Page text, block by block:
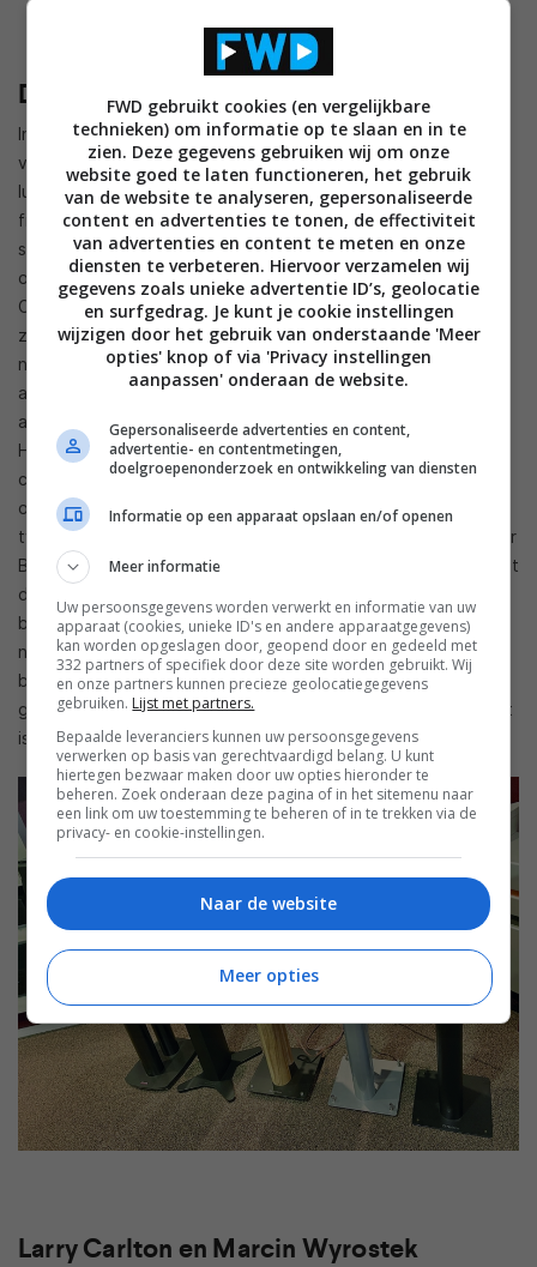
De Bowers & Wilkins luidsprekers
In de mooie home cinema-studio heeft Bram van den Elshout
van iEar’ het Marantz-duo aangesloten op een mooie set
luidsprekers van Bowers & Wilkins. Allereerst als
frontluidsprekers de vloerstaande 702 S3. Een drieweg-
systeem met de nieuwste versie van de Solid body Tweeter-
on-Top behuizing, met een verder verlengde vorm, waarin de
Carbon Dome tweeters zijn gemonteerd. Bowers & Wilkins is
zo goed in het bouwen van fantastische tweeters. Niet voor
niets behoren Bowers & Wilkins luidsprekers uit de 800-serie
alleen al om die reden tot mijn Music Emotion referentie-
apparatuur. Het frequentiebereik van de 702 S3 loopt van 46
Hz tot 48 kHz en ze wegen ruim 33 kilo per stuk. De
centerluidspreker betreft de Bowers & Wilkins HTM71 S3, die
ook is uitgerust met een apart behuisde Carbon Dome
tweeter. En de achterkanalen worden verzorgd door een paar
Bowers & Wilkins 705 S3, op stand geplaatst, en ook weer met
die tweeters in een aparte behuizing. Dat dit belangrijk is, zal
blijken tijdens de luistertest. Bij het kijken/surround luisteren
naar film werd ook even een Fathom F112 V2 van JL Audio
bijgeschakeld. Een actieve 12 inch subwoofer die ultralaag
gaat (tot 14 Hz) en met een vermogen van 1800 watt in staat
is bijna je plafond eruit te blazen.
Larry Carlton en Marcin Wyrostek
FWD gebruikt cookies (en vergelijkbare
technieken) om informatie op te slaan en in te
zien. Deze gegevens gebruiken wij om onze
website goed te laten functioneren, het gebruik
van de website te analyseren, gepersonaliseerde
content en advertenties te tonen, de effectiviteit
van advertenties en content te meten en onze
diensten te verbeteren. Hiervoor verzamelen wij
gegevens zoals unieke advertentie ID’s, geolocatie
en surfgedrag. Je kunt je cookie instellingen
wijzigen door het gebruik van onderstaande 'Meer
opties' knop of via 'Privacy instellingen
aanpassen' onderaan de website.
Gepersonaliseerde advertenties en content,
advertentie- en contentmetingen,
doelgroepenonderzoek en ontwikkeling van diensten
Informatie op een apparaat opslaan en/of openen
Meer informatie
Uw persoonsgegevens worden verwerkt en informatie van uw
apparaat (cookies, unieke ID's en andere apparaatgegevens)
kan worden opgeslagen door, geopend door en gedeeld met
332 partners of specifiek door deze site worden gebruikt. Wij
en onze partners kunnen precieze geolocatiegegevens
gebruiken. Lijst met partners.
Bepaalde leveranciers kunnen uw persoonsgegevens
verwerken op basis van gerechtvaardigd belang. U kunt
hiertegen bezwaar maken door uw opties hieronder te
beheren. Zoek onderaan deze pagina of in het sitemenu naar
een link om uw toestemming te beheren of in te trekken via de
privacy- en cookie-instellingen.
Naar de website
Meer opties